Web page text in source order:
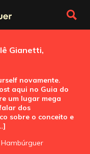
Gianetti,
novamente.
aqui no Guia do
um lugar mega
dos
sobre o conceito e